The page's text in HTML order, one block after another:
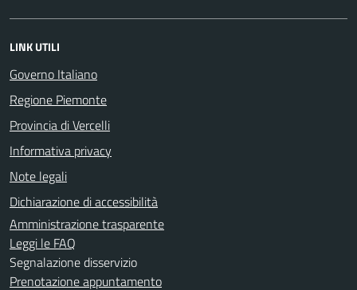
LINK UTILI
Governo Italiano
Regione Piemonte
Provincia di Vercelli
Informativa privacy
Note legali
Dichiarazione di accessibilità
Amministrazione trasparente
Leggi le FAQ
Segnalazione disservizio
Prenotazione appuntamento